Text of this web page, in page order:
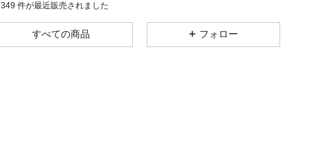
4.61 1.3K 5
349 件が最近販売されました
すべての商品 フォロー